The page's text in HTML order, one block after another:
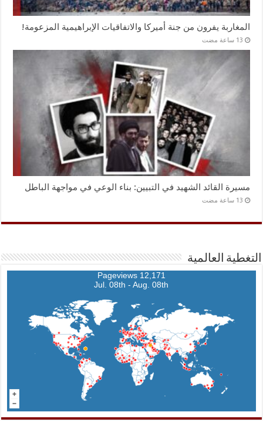
المغاربة يفرون من جنة أميركا والاتفاقيات الإبراهيمية المزعومة!
مسيرة القائد الشهيد في التبيين: بناء الوعي في مواجهة الباطل
التغطية العالمية
12,171 Pageviews
Jul. 08th - Aug. 08th